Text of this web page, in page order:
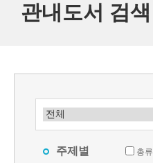
관내도서 검색
주제별 총류